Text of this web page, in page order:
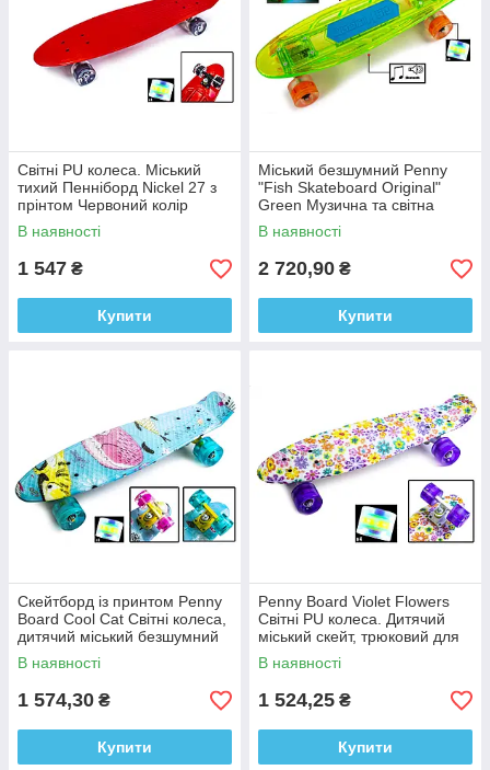
Cвітні PU колеса. Міський
тихий Пенніборд Nickel 27 з
прінтом Червоний колір
трюковий
В наявності
1 547 ₴
Купити
Міський безшумний Penny
"Fish Skateboard Original"
Green Музична та світна
дека, Багатофункціональний
В наявності
2 720,90 ₴
Купити
Скейтборд із принтом Penny
Board Cool Cat Світні колеса,
дитячий міський безшумний
трюковий
В наявності
1 574,30 ₴
Купити
Penny Board Violet Flowers
Світні PU колеса. Дитячий
міський скейт, трюковий для
підлітків, легкий та прочный
В наявності
1 524,25 ₴
Купити